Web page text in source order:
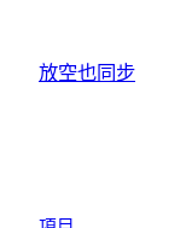
放空也同步